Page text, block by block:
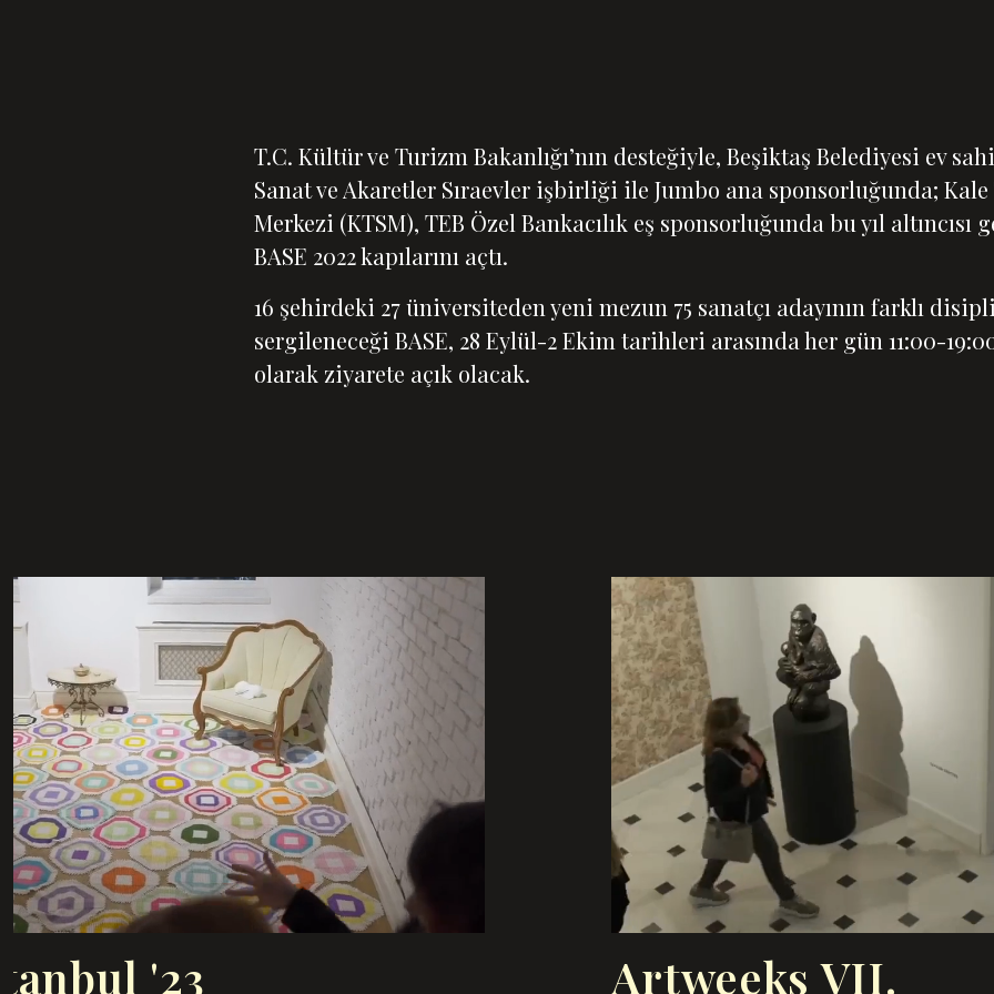
T.C. Kültür ve Turizm Bakanlığı’nın desteğiyle, Beşiktaş Belediyesi ev
Sanat ve Akaretler Sıraevler işbirliği ile Jumbo ana sponsorluğunda; Kale
Merkezi (KTSM), TEB Özel Bankacılık eş sponsorluğunda bu yıl altıncısı
BASE 2022 kapılarını açtı.
16 şehirdeki 27 üniversiteden yeni mezun 75 sanatçı adayının farklı
sergileneceği BASE, 28 Eylül-2 Ekim tarihleri arasında her gün 11:00-
olarak ziyarete açık olacak.
'23 Artweeks VII.